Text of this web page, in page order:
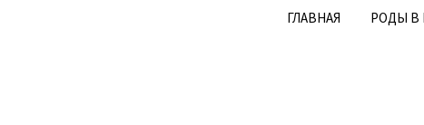
ГЛАВНАЯ РОДЫ В